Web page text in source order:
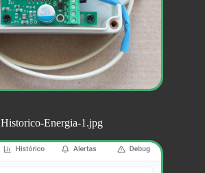
Historico-Energia-1.jpg